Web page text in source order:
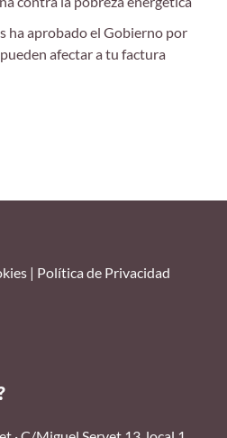
ha aprobado el Gobierno por
afectar a tu factura
| Política de Privacidad